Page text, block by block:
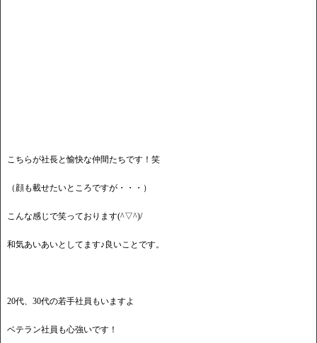
こちらが社長と愉快な仲間たちです！笑
（顔も載せたいところですが・・・）
こんな感じで笑っております(^▽^)/
和気あいあいとしてます♪良いことです。
20代、30代の若手社員もいますよ
ベテラン社員も心強いです！